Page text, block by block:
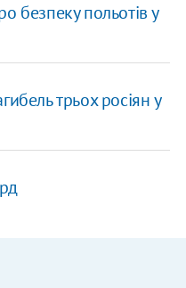
безпеку польотів у
трьох росіян у